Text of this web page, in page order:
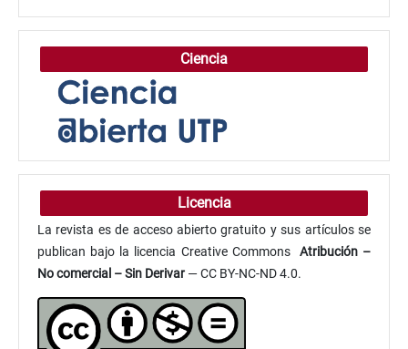
Ciencia
Licencia
La revista es de acceso abierto gratuito y sus artículos se
publican bajo la licencia Creative Commons
Atribución–
No comercial – Sin Derivar — CC BY-NC-ND 4.0.